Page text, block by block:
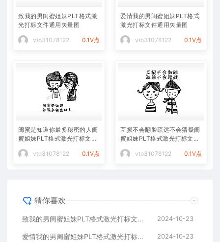
致我的男闺蜜姐妹PLT格式激
光打标文件通用矢量图
vto31078122 0.1V点
爱情我的男闺蜜姐妹PLT格式
激光打标文件通用矢量图
vto31078122 0.1V点
闺蜜是知道你最多秘密的人闺
蜜姐妹PLT格式激光打标文件
通用矢量图
vto31078122
0.1V点
互损不会翻脸疏远不会猜疑闺
蜜姐妹PLT格式激光打标文件
通用矢量图
vto31078122
0.1V点
猜你喜欢
致我的男闺蜜姐妹PLT格式激光打标文件通用矢量图 2024-10-23
爱情我的男闺蜜姐妹PLT格式激光打标文件通用矢量图 2024-10-23